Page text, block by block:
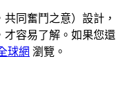
同奮鬥之意）設計，
才容易了解。如果您還
球網 瀏覽。